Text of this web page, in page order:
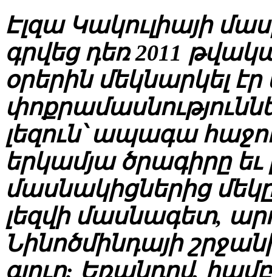
Էլզա Կակուլիայի
գրվեց դեռ 2011
օրերին մեկնարկել
լեզուն՝ ապագա
երկամյա ծրագիրը եւ
մասնակիցներից
լեզվի մասնագետ,
Նինոծմինդայի
գյուղ: Եռանդով,